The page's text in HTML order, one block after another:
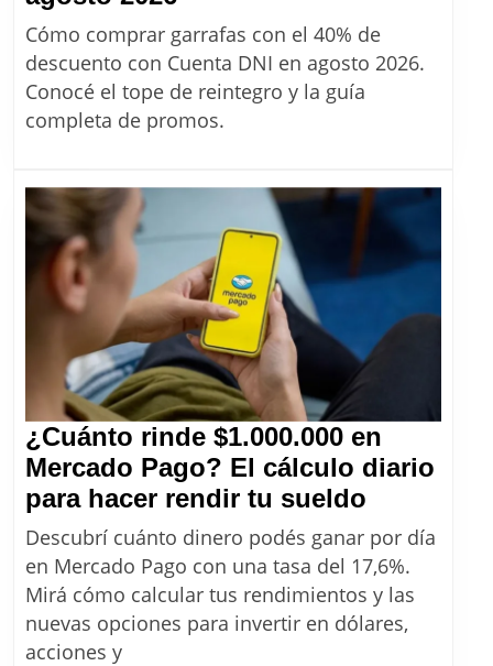
con
40%
de
descuento
agosto
2026
Cómo comprar garrafas con el 40% de
descuento con Cuenta DNI en agosto 2026.
Conocé el tope de reintegro y la guía
completa de promos.
¿Cuánto rinde $1.000.000 en
Mercado Pago? El cálculo diario
para hacer rendir tu sueldo
rinde
en
Mercado
Descubrí cuánto dinero podés ganar por día
en Mercado Pago con una tasa del 17,6%.
Mirá cómo calcular tus rendimientos y las
nuevas opciones para invertir en dólares,
acciones y